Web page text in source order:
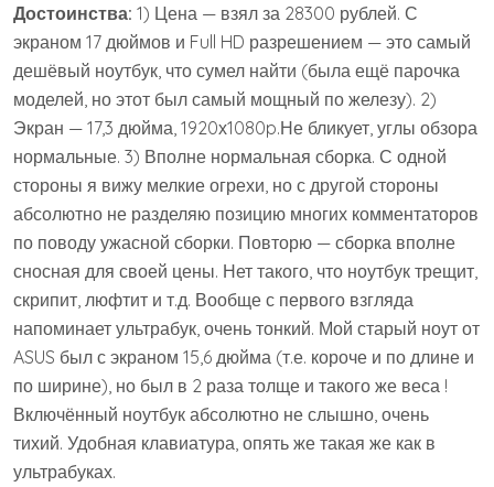
Достоинства: 1) Цена — взял за 28300 рублей. С
экраном 17 дюймов и Full HD разрешением — это самый
дешёвый ноутбук, что сумел найти (была ещё парочка
моделей, но этот был самый мощный по железу). 2)
Экран — 17,3 дюйма, 1920х1080p.Не бликует, углы обзора
нормальные. 3) Вполне нормальная сборка. С одной
стороны я вижу мелкие огрехи, но с другой стороны
абсолютно не разделяю позицию многих комментаторов
по поводу ужасной сборки. Повторю — сборка вполне
сносная для своей цены. Нет такого, что ноутбук трещит,
скрипит, люфтит и т.д. Вообще с первого взгляда
напоминает ультрабук, очень тонкий. Мой старый ноут от
ASUS был с экраном 15,6 дюйма (т.е. короче и по длине и
по ширине), но был в 2 раза толще и такого же веса !
Включённый ноутбук абсолютно не слышно, очень
тихий. Удобная клавиатура, опять же такая же как в
ультрабуках.